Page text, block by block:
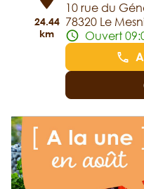
24.44
km
10 rue du
78320 Le
Ouvert